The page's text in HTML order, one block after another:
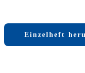
Einzelheft